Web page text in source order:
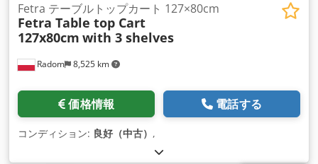
Radom 8,525 km
Fetra テーブルトップカート 127×80cm
Fetra Table top Cart
127x80cm with 3 shelves
価格情報 電話する
コンディション: 良好（中古） ,